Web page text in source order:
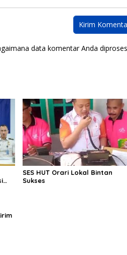
data komentar Anda diproses
SES HUT Orari Lokal Bintan
Sukses